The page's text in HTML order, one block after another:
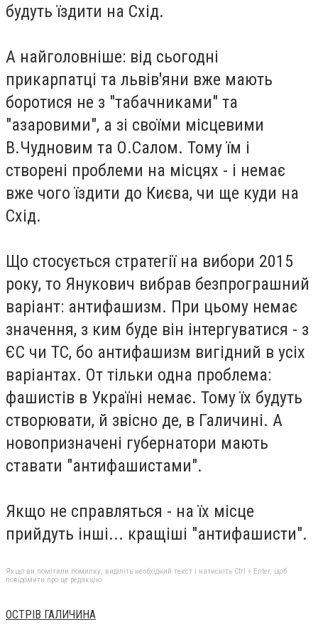
будуть їздити на Схід.
А найголовніше: від сьогодні
прикарпатці та львів'яни вже мають
боротися не з "табачниками" та
"азаровими", а зі своїми місцевими
В.Чудновим та О.Салом. Тому їм і
створені проблеми на місцях - і немає
вже чого їздити до Києва, чи ще куди на
Схід.
Що стосується стратегії на вибори 2015
року, то Янукович вибрав безпрограшний
варіант: антифашизм. При цьому немає
значення, з ким буде він інтергуватися - з
ЄС чи ТС, бо антифашизм вигідний в усіх
варіантах. От тільки одна проблема:
фашистів в Україні немає. Тому їх будуть
створювати, й звісно де, в Галичині. А
новопризначені губернатори мають
ставати "антифашистами".
Якщо не справляться - на їх місце
прийдуть інші... кращіші "антифашисти".
Якщо ви помітили помилку, виділіть необхідний текст і натисніть Ctrl + Enter, щоб
повідомити про це редакцію
ОСТРІВ ГАЛИЧИНА